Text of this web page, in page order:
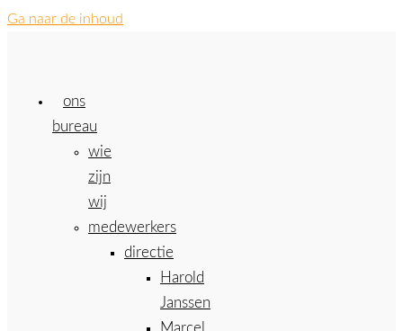
Ga naar de inhoud
ons
bureau
wie
zijn
wij
medewerkers
directie
Harold
Janssen
Marcel